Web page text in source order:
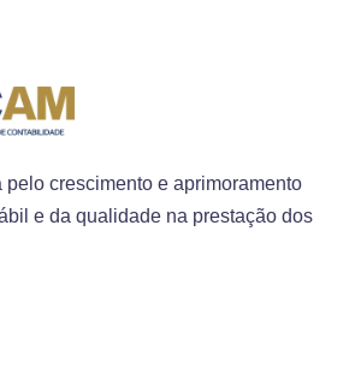
pelo crescimento e aprimoramento
e da qualidade na prestação dos